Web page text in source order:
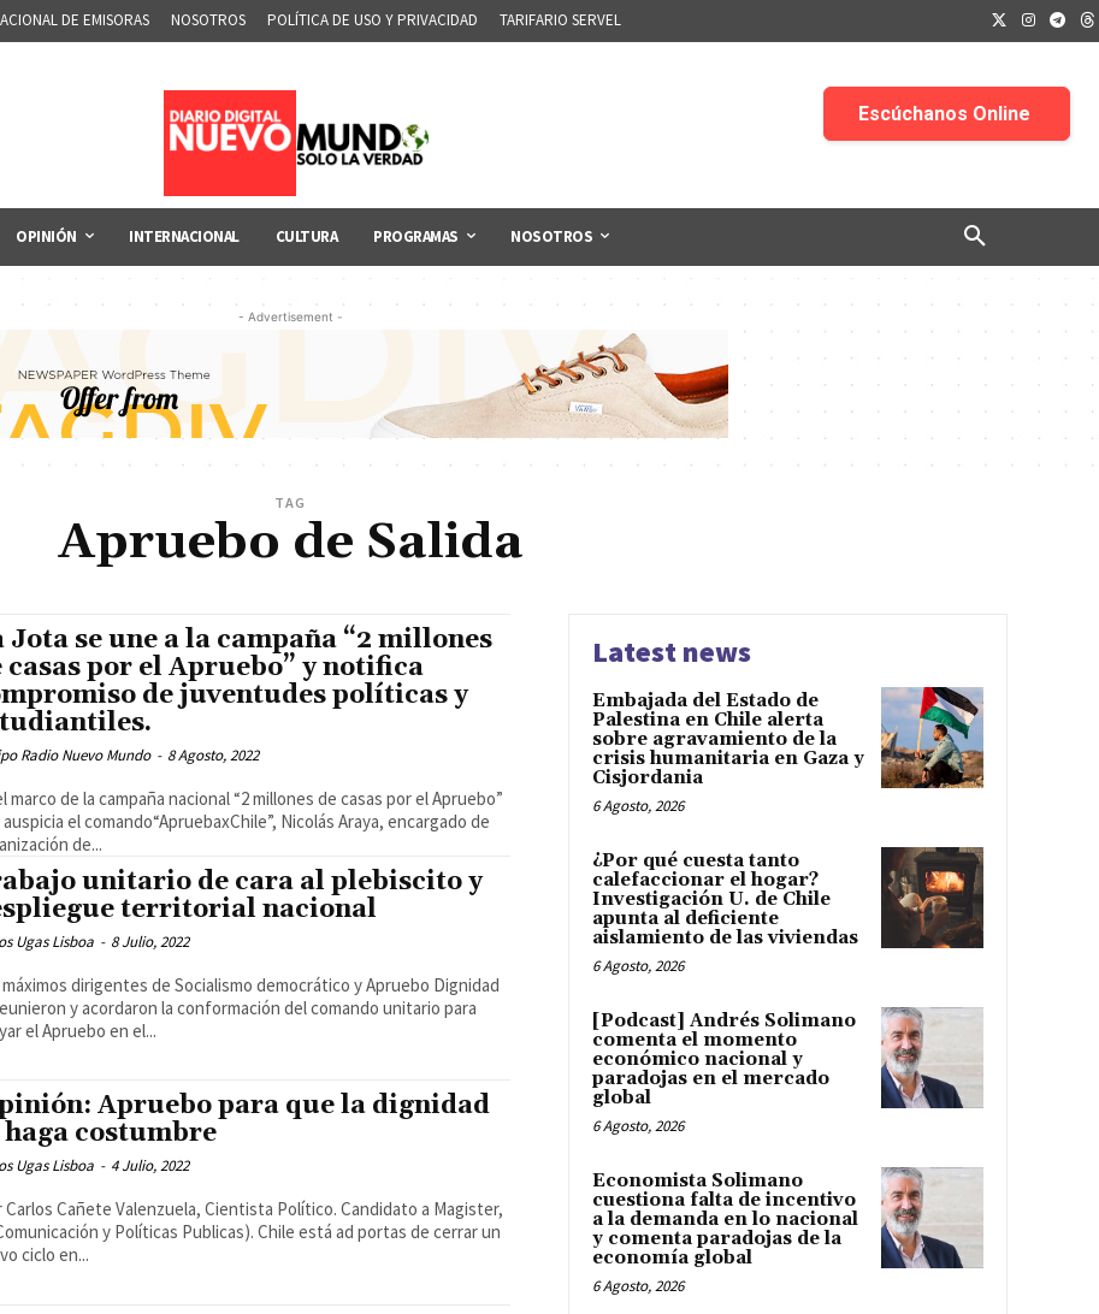
DE EMISORAS NOSOTROS POLÍTICA DE USO Y PRIVACIDAD TARIFARIO SERVEL
OPINIÓN INTERNACIONAL CULTURA PROGRAMAS NOSOTROS
- Advertisement -
TAG
Apruebo de Salida
Jota se une a la campaña “2 millones
casas por el Apruebo” y notifica
de juventudes políticas y
Radio Nuevo Mundo - 8 Agosto, 2022
marco de la campaña nacional “2 millones de casas por el Apruebo”
el comando“ApruebaxChile”, Nicolás Araya, encargado de
de...
unitario de cara al plebiscito y
territorial nacional
Ugas Lisboa - 8 Julio, 2022
dirigentes de Socialismo democrático y Apruebo Dignidad
y acordaron la conformación del comando unitario para
el Apruebo en el...
Apruebo para que la dignidad
haga costumbre
Ugas Lisboa - 4 Julio, 2022
Carlos Cañete Valenzuela, Cientista Político. Candidato a Magister,
y Políticas Publicas). Chile está ad portas de cerrar un
ciclo en...
Latest news
Embajada del Estado de
Palestina en Chile alerta
sobre agravamiento de la
crisis humanitaria en Gaza y
Cisjordania
6 Agosto, 2026
¿Por qué cuesta tanto
calefaccionar el hogar?
Investigación U. de Chile
apunta al deficiente
aislamiento de las viviendas
6 Agosto, 2026
[Podcast] Andrés Solimano
comenta el momento
económico nacional y
paradojas en el mercado
global
6 Agosto, 2026
Economista Solimano
cuestiona falta de incentivo
a la demanda en lo nacional
y comenta paradojas de la
economía global
6 Agosto, 2026